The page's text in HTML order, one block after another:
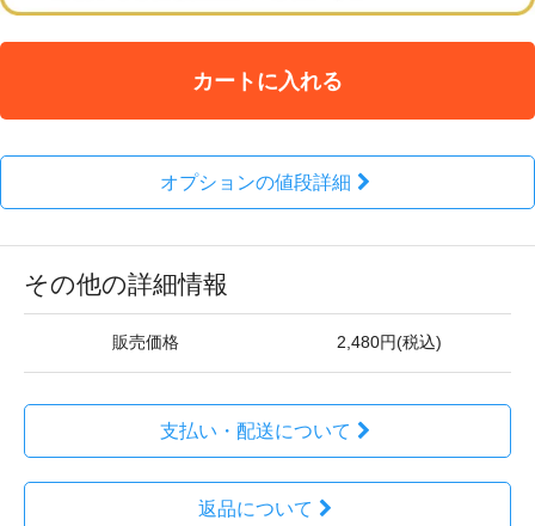
カートに入れる
オプションの値段詳細
その他の詳細情報
販売価格 2,480円(税込)
支払い・配送について
返品について